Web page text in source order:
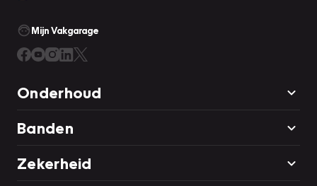
Mijn Vakgarage
Onderhoud
Banden
Zekerheid